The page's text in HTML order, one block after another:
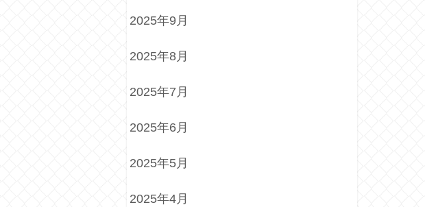
2025年9月
2025年8月
2025年7月
2025年6月
2025年5月
2025年4月